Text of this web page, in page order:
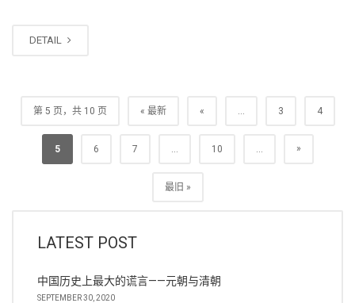
DETAIL
第 5 页，共 10 页 « 最新 « ... 3 4
5 6 7 ... 10 ... »
最旧 »
LATEST POST
中国历史上最大的谎言——元朝与清朝
SEPTEMBER 30, 2020